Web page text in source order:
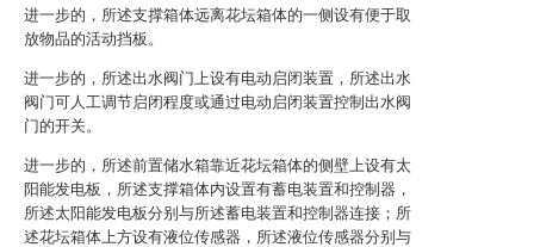
进一步的，所述支撑箱体远离花坛箱体的一侧设有便于取
放物品的活动挡板。
进一步的，所述出水阀门上设有电动启闭装置，所述出水
阀门可人工调节启闭程度或通过电动启闭装置控制出水阀
门的开关。
进一步的，所述前置储水箱靠近花坛箱体的侧壁上设有太
阳能发电板，所述支撑箱体内设置有蓄电装置和控制器，
所述太阳能发电板分别与所述蓄电装置和控制器连接；所
述花坛箱体上方设有液位传感器，所述液位传感器分别与